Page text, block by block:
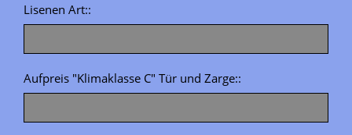
Lisenen Art::
Aufpreis "Klimaklasse C" Tür und Zarge::